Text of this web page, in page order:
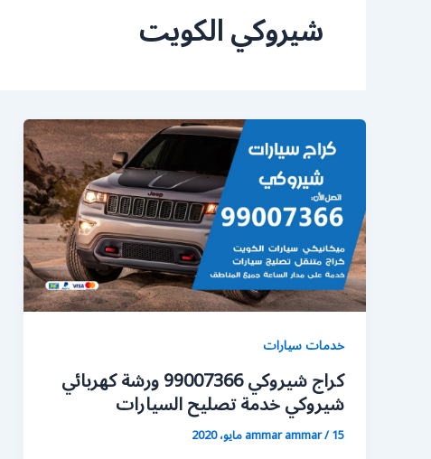
شيروكي الكويت
خدمات سيارات
كراج شيروكي 99007366 ورشة كهربائي
شيروكي خدمة تصليح السيارات
ammar ammar/15 مايو، 2020